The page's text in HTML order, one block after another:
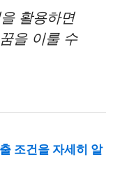
활용하면
을 이룰 수
조건을 자세히 알